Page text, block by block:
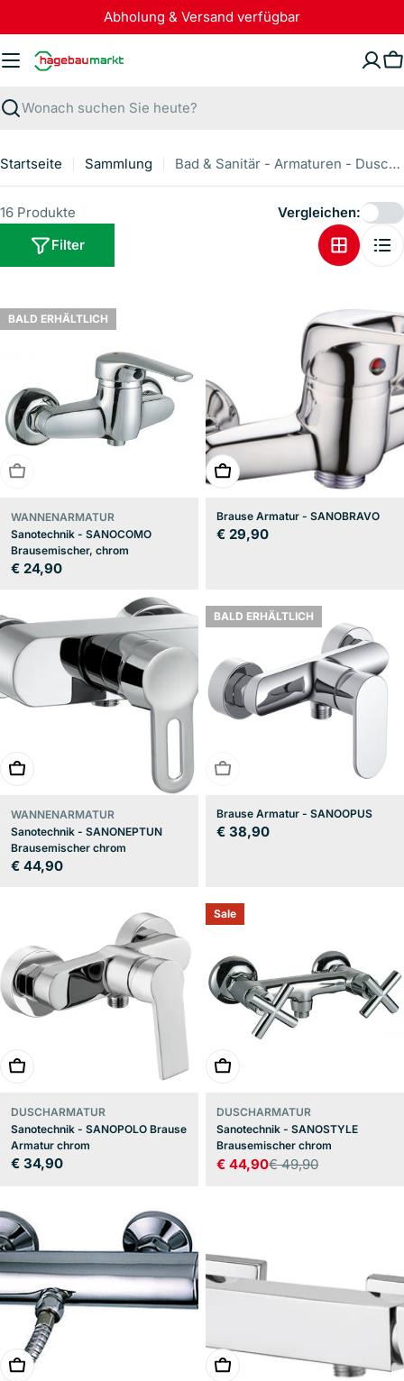
Inhalt
springen
Abholung & Versand verfügbar
Suchen
Startseite Sammlung Bad & Sanitär - Armaturen - Dusche
16 Produkte
Filter
Vergleichen:
BALD ERHÄLTLICH
BALD ERHÄLTLICH
WANNENARMATUR
Sanotechnik - SANOCOMO
Brausemischer, chrom
Regulärer
€ 24,90
In den Warenkorb
Brause Armatur - SANOBRAVO
Regulärer
€ 29,90
In den Warenkorb
WANNENARMATUR
Sanotechnik - SANONEPTUN
Brausemischer chrom
Regulärer
€ 44,90
BALD ERHÄLTLICH
BALD ERHÄLTLICH
Brause Armatur - SANOOPUS
Regulärer
€ 38,90
In den Warenkorb
DUSCHARMATUR
Sanotechnik - SANOPOLO Brause
Armatur chrom
Regulärer
€ 34,90
Sale
In den Warenkorb
DUSCHARMATUR
Sanotechnik - SANOSTYLE
Brausemischer chrom
Verkaufspreis
€ 44,90
Regulärer€ 49,90
In den Warenkorb In den Warenkorb